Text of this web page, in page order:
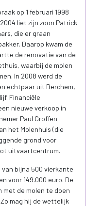
op 1 februari 1998
liet zijn zoon Patrick
die er graan
Daarop kwam de
de renovatie van de
waarbij de molen
In 2008 werd de
echtpaar uit Berchem,
Financiële
nieuwe verkoop in
Paul Groffen
het Molenhuis (die
grond voor
uitvaartcentrum.
bijna 500 vierkante
voor 149.000 euro. De
met de molen te doen
mag hij de wettelijk